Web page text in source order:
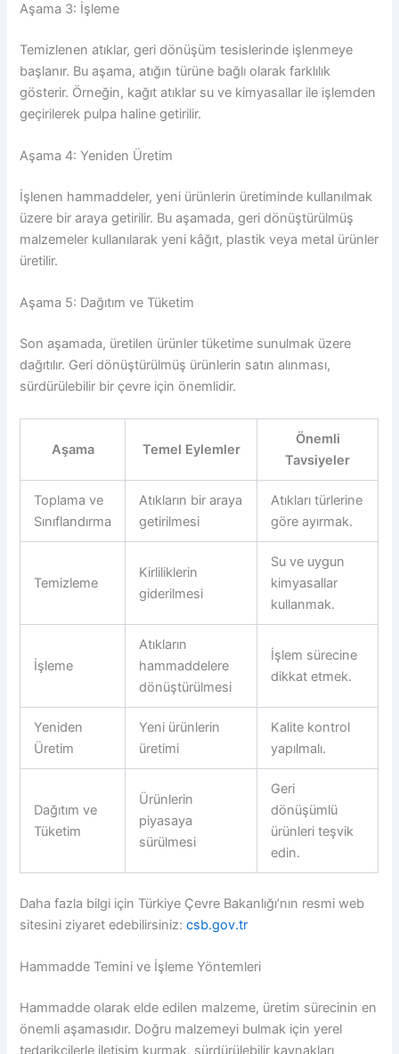
Aşama 3: İşleme
Temizlenen atıklar, geri dönüşüm tesislerinde işlenmeye
başlanır. Bu aşama, atığın türüne bağlı olarak farklılık
gösterir. Örneğin, kağıt atıklar su ve kimyasallar ile işlemden
geçirilerek pulpa haline getirilir.
Aşama 4: Yeniden Üretim
İşlenen hammaddeler, yeni ürünlerin üretiminde kullanılmak
üzere bir araya getirilir. Bu aşamada, geri dönüştürülmüş
malzemeler kullanılarak yeni kâğıt, plastik veya metal ürünler
üretilir.
Aşama 5: Dağıtım ve Tüketim
Son aşamada, üretilen ürünler tüketime sunulmak üzere
dağıtılır. Geri dönüştürülmüş ürünlerin satın alınması,
sürdürülebilir bir çevre için önemlidir.
Aşama Temel Eylemler
Önemli
Tavsiyeler
Toplama ve
Sınıflandırma
Atıkların bir araya
getirilmesi
Atıkları türlerine
göre ayırmak.
Temizleme
Kirliliklerin
giderilmesi
Su ve uygun
kimyasallar
kullanmak.
İşleme
Atıkların
hammaddelere
dönüştürülmesi
İşlem sürecine
dikkat etmek.
Yeniden
Üretim
Yeni ürünlerin
üretimi
Kalite kontrol
yapılmalı.
Dağıtım ve
Tüketim
Ürünlerin
piyasaya
sürülmesi
Geri
dönüşümlü
ürünleri teşvik
edin.
Daha fazla bilgi için Türkiye Çevre Bakanlığı’nın resmi web
sitesini ziyaret edebilirsiniz:csb.gov.tr
Hammadde Temini ve İşleme Yöntemleri
Hammadde olarak elde edilen malzeme, üretim sürecinin en
önemli aşamasıdır. Doğru malzemeyi bulmak için yerel
tedarikçilerle iletişim kurmak, sürdürülebilir kaynakları